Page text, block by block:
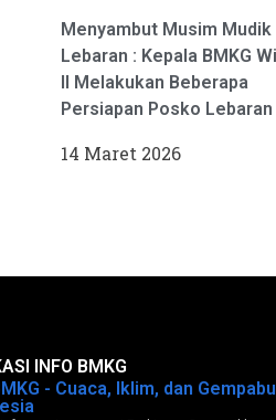
Menyambut Musim Mudik
Lebaran : Kepala BMKG
II Melakukan Beberapa
Persiapan Posko Lebaran
14 Maret 2026
INFO BMKG
- Cuaca, Iklim, dan